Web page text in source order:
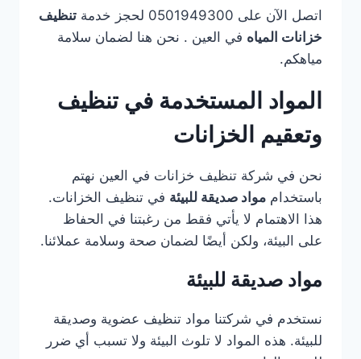
اتصل الآن على 0501949300 لحجز خدمة
تنظيف
خزانات المياه في العين . نحن هنا لضمان سلامة
مياهكم.
المواد المستخدمة في تنظيف
وتعقيم الخزانات
نحن في شركة تنظيف خزانات في العين نهتم
باستخدام مواد صديقة للبيئة في تنظيف الخزانات.
هذا الاهتمام لا يأتي فقط من رغبتنا في الحفاظ
على البيئة، ولكن أيضًا لضمان صحة وسلامة عملائنا.
مواد صديقة للبيئة
نستخدم في شركتنا مواد تنظيف عضوية وصديقة
للبيئة. هذه المواد لا تلوث البيئة ولا تسبب أي ضرر